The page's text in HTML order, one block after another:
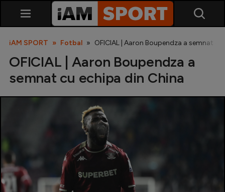
SuperLiga
Liga 2
Cupa României
Echipa Națională
iAM SPORT Fotbal OFICIAL | Aaron Boupendza a semnat
OFICIAL | Aaron Boupendza a
semnat cu echipa din China